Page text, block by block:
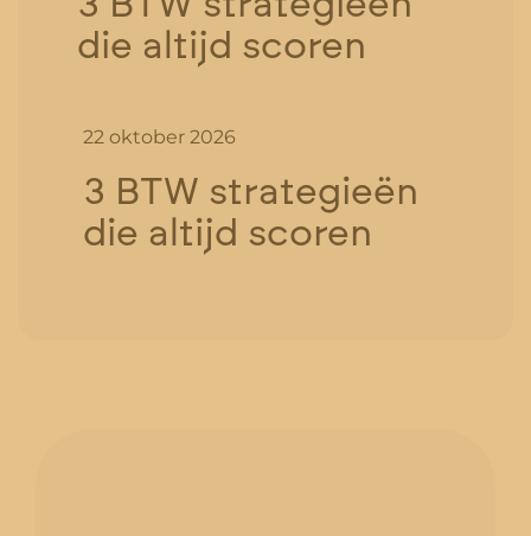
die altijd scoren
22 oktober 2026
3 BTW strategieën
die altijd scoren